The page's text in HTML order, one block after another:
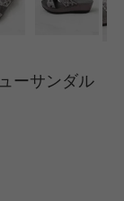
ーサンダル